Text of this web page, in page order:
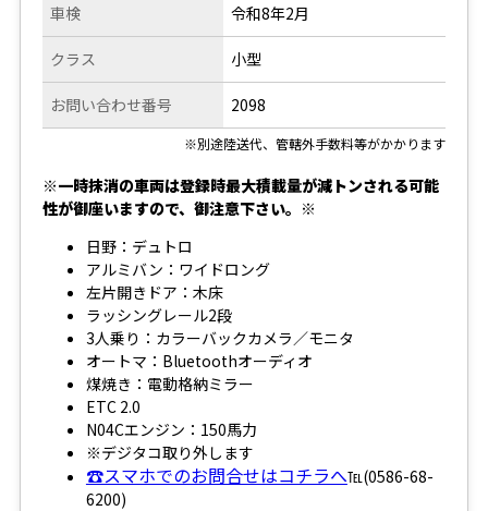
車検
クラス
お問い合わせ番号
令和8年2月
小型
2098
※別途陸送代、管轄外手数料等がかかります
※一時抹消の車両は登録時最大積載量が減トンされる可能
性が御座いますので、御注意下さい。※
日野：デュトロ
アルミバン：ワイドロング
左片開きドア：木床
ラッシングレール2段
3人乗り：カラーバックカメラ／モニタ
オートマ：Bluetoothオーディオ
煤焼き：電動格納ミラー
ETC 2.0
N04Cエンジン：150馬力
※デジタコ取り外します
☎スマホでのお問合せはコチラへ℡(0586-68-
6200)